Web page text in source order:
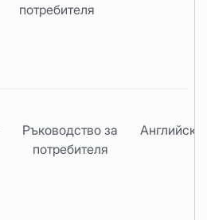
потребителя
Ръководство за
потребителя
Английски